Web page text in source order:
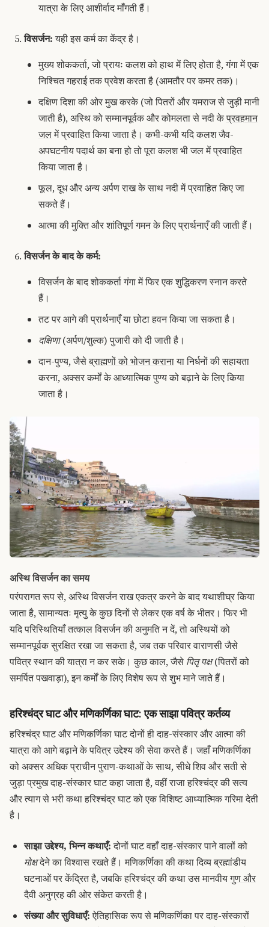
यात्रा के लिए आशीर्वाद माँगती हैं।
विसर्जन:यही इस कर्म का केंद्र है।
मुख्य शोककर्ता, जो प्रायः कलश को हाथ में लिए होता है, गंगा में एक
निश्चित गहराई तक प्रवेश करता है (आमतौर पर कमर तक)।
दक्षिण दिशा की ओर मुख करके (जो पितरों और यमराज से जुड़ी मानी
जाती है), अस्थि को सम्मानपूर्वक और कोमलता से नदी केप्रवहमान
जलमें प्रवाहित किया जाता है। कभी-कभी यदि कलश जैव-
अपघटनीय पदार्थ का बना हो तो पूरा कलश भी जल में प्रवाहित
किया जाता है।
फूल, दूध और अन्य अर्पण राख के साथ नदी में प्रवाहित किए जा
सकते हैं।
आत्मा की मुक्ति और शांतिपूर्ण गमन के लिए प्रार्थनाएँ की जाती हैं।
विसर्जन के बाद के कर्म:
विसर्जन के बाद शोककर्ता गंगा में फिर एक शुद्धिकरण स्नान करते
हैं।
तट पर आगे की प्रार्थनाएँ या छोटा हवन किया जा सकता है।
दक्षिणा(अर्पण/शुल्क) पुजारी को दी जाती है।
दान-पुण्य, जैसेब्राह्मणों को भोजन करानाया निर्धनों की सहायता
करना, अक्सर कर्मों के आध्यात्मिक पुण्य को बढ़ाने के लिए किया
जाता है।
अस्थि विसर्जन का समय
परंपरागत रूप से, अस्थि विसर्जन राख एकत्र करने के बाद यथाशीघ्र किया
जाता है, सामान्यतः मृत्यु के कुछ दिनों से लेकर एक वर्ष के भीतर। फिर भी
यदि परिस्थितियाँ तत्काल विसर्जन की अनुमति न दें, तो अस्थियों को
सम्मानपूर्वक सुरक्षित रखा जा सकता है, जब तक परिवार वाराणसी जैसे
पवित्र स्थान की यात्रा न कर सके।कुछ काल, जैसे पितृ पक्ष(पितरों को
समर्पित पखवाड़ा), इन कर्मों के लिए विशेष रूप से शुभ माने जाते हैं।
हरिश्चंद्र घाट और मणिकर्णिका घाट: एक साझा पवित्र कर्तव्य
हरिश्चंद्र घाट और मणिकर्णिका घाट दोनों ही दाह-संस्कार और आत्मा की
यात्रा को आगे बढ़ाने के पवित्र उद्देश्य की सेवा करते हैं। जहाँ मणिकर्णिका
को अक्सर अधिक प्राचीन पुराण-कथाओं के साथ, सीधे शिव और सती से
जुड़ा प्रमुख दाह-संस्कार घाट कहा जाता है, वहीं राजा हरिश्चंद्र की सत्य
और त्याग से भरी कथा हरिश्चंद्र घाट को एक विशिष्ट आध्यात्मिक गरिमा देती
है।
साझा उद्देश्य, भिन्न कथाएँ:दोनों घाट वहाँ दाह-संस्कार पाने वालों को
मोक्षदेने का विश्वास रखते हैं। मणिकर्णिका की कथा दिव्य ब्रह्मांडीय
घटनाओं पर केंद्रित है, जबकि हरिश्चंद्र की कथा उस मानवीयगुण और
दैवी अनुग्रहकी ओर संकेत करती है।
संख्या और सुविधाएँ:ऐतिहासिक रूप से मणिकर्णिका पर दाह-संस्कारों